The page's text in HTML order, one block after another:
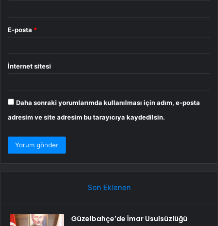
E-posta *
İnternet sitesi
Daha sonraki yorumlarımda kullanılması için adım, e-posta
adresim ve site adresim bu tarayıcıya kaydedilsin.
Son Eklenen
Güzelbahçe’de İmar Usulsüzlüğü